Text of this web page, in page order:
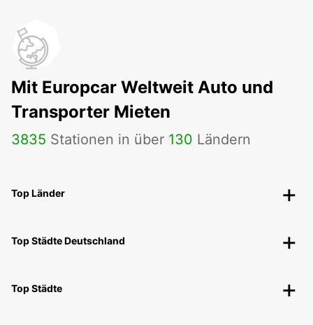
Mit Europcar Weltweit Auto und
Transporter Mieten
3835 Stationen in über 130 Ländern
Top Länder
Top Städte Deutschland
Top Städte